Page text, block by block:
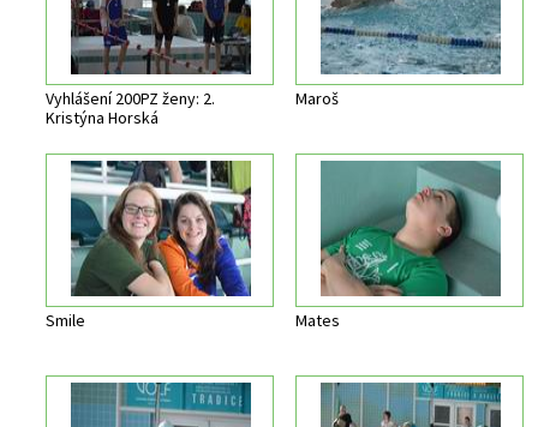
Vyhlášení 200PZ ženy: 2.
Kristýna Horská
Maroš
Smile Mates